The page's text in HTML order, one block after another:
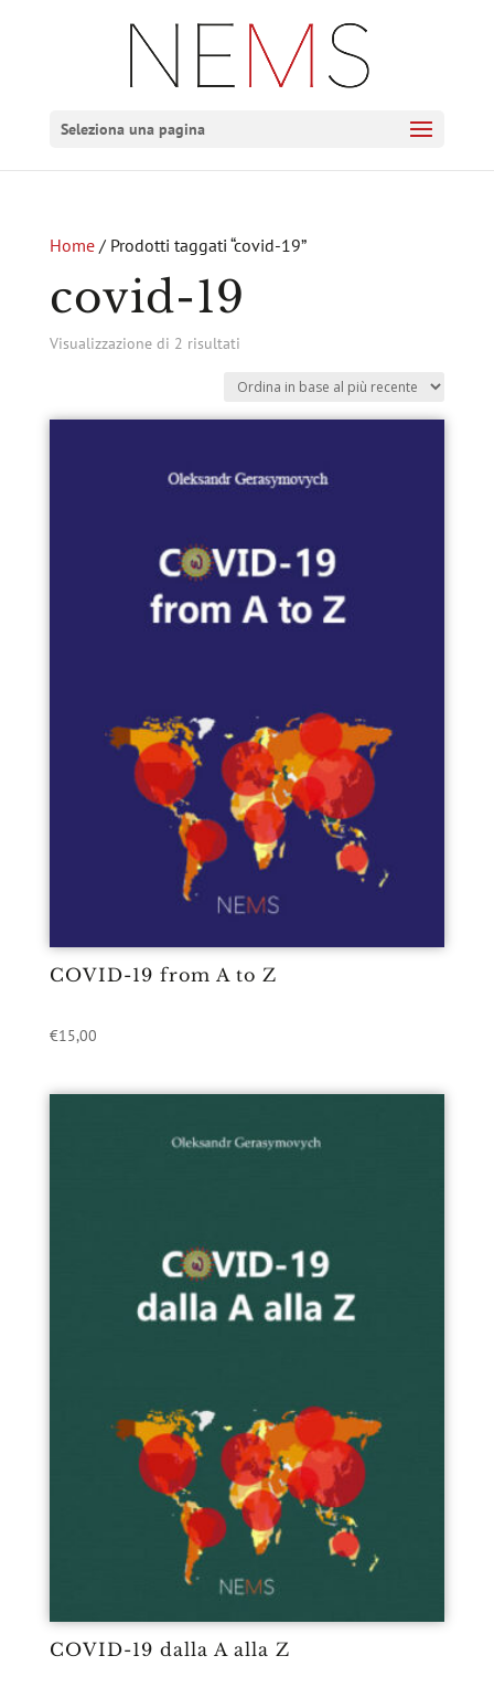
Seleziona una pagina
Home/ Prodotti taggati “covid-19”
covid-19
Visualizzazione di 2 risultatiOrdina
base
al
recente
COVID-19 from A to Z
€15,00
COVID-19 dalla A alla Z